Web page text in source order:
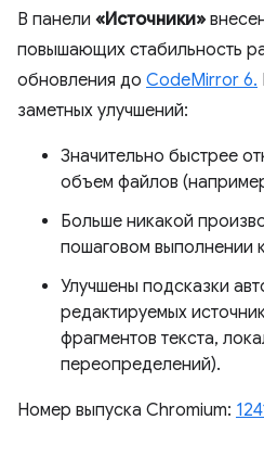
В панели «Источники»
повышающих стабильность
обновления до CodeMirror 6.
заметных улучшений:
Значительно быстрее
объем файлов
Больше никакой
пошаговом выполнении
Улучшены подсказки
редактируемых
фрагментов текста,
переопределений).
Номер выпуска Chromium: